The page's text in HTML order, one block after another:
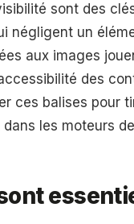
sont des
négligent un
aux images
des
ces balises pour
les moteurs